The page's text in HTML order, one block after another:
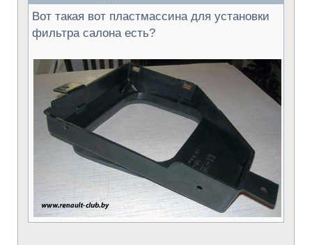
Вот такая вот пластмассина для установки
фильтра салона есть?